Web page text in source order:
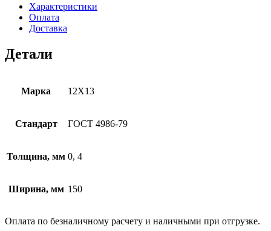
Характеристики
Оплата
Доставка
Детали
Марка 12Х13
Стандарт ГОСТ 4986-79
Толщина, мм 0, 4
Ширина, мм 150
Оплата по безналичному расчету и наличными при отгрузке.